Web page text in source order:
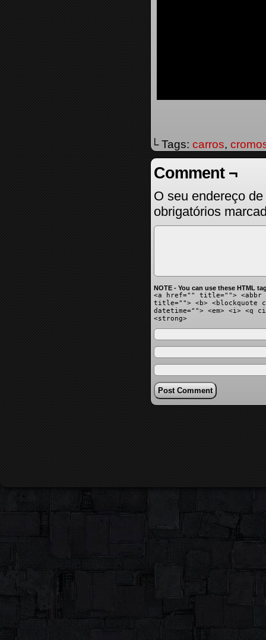
└ Tags: carros,
Comment ¬
O seu endereço
obrigatórios
NOTE - You can use these HTML
<a href="" title=""> <abbr
title=""> <b> <blockquote
datetime=""> <em> <i> <q
<strong>